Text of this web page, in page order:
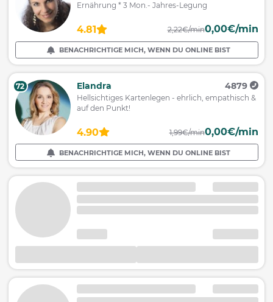
Ernährung * 3 Mon.- Jahres-Legung
4.81 2,22€/min0,00€/min
BENACHRICHTIGE MICH, WENN DU ONLINE BIST
72 Elandra 4879
Hellsichtiges Kartenlegen - ehrlich, empathisch &
auf den Punkt!
4.90 1,99€/min0,00€/min
BENACHRICHTIGE MICH, WENN DU ONLINE BIST